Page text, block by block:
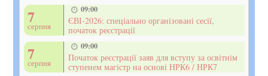
7
серпня
09:00
ЄВІ-2026: спеціально організовані сесії,
початок реєстрації
7
серпня
09:00
Початок реєстрації заяв для вступу за освітнім
ступенем магістр на основі НРК6 / НРК7